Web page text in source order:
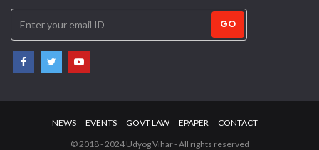
GO
NEWS EVENTS GOVT LAW EPAPER
CONTACT
© 2018 - 2024 Udyog Vihar - All rights reserved